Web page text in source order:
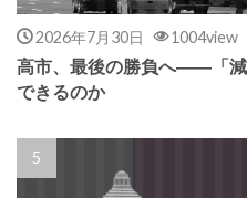
2026年7月30日 1004view
高市、最後の勝負へ――「
できるのか